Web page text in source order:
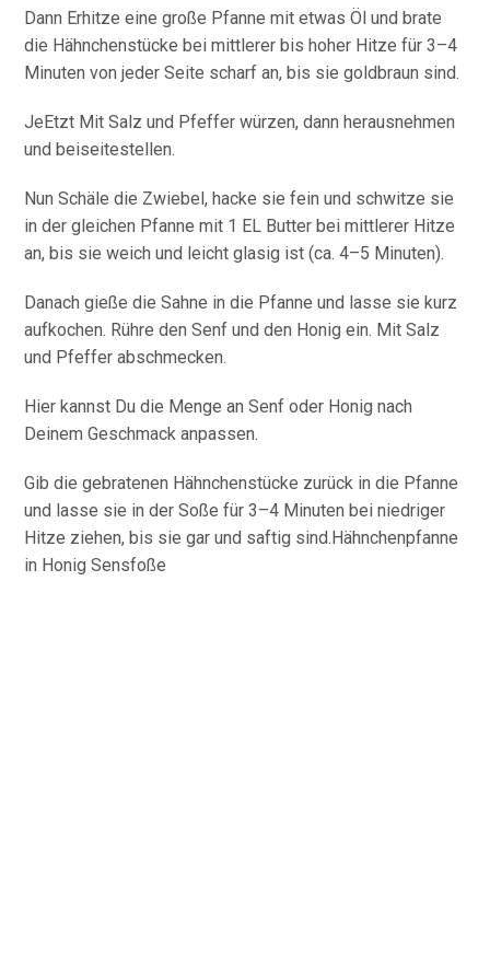
Dann Erhitze eine große Pfanne mit etwas Öl und brate
die Hähnchenstücke bei mittlerer bis hoher Hitze für 3–4
Minuten von jeder Seite scharf an, bis sie goldbraun sind.
JeEtzt Mit Salz und Pfeffer würzen, dann herausnehmen
und beiseitestellen.
Nun Schäle die Zwiebel, hacke sie fein und schwitze sie
in der gleichen Pfanne mit 1 EL Butter bei mittlerer Hitze
an, bis sie weich und leicht glasig ist (ca. 4–5 Minuten).
Danach gieße die Sahne in die Pfanne und lasse sie kurz
aufkochen. Rühre den Senf und den Honig ein. Mit Salz
und Pfeffer abschmecken.
Hier kannst Du die Menge an Senf oder Honig nach
Deinem Geschmack anpassen.
Gib die gebratenen Hähnchenstücke zurück in die Pfanne
und lasse sie in der Soße für 3–4 Minuten bei niedriger
Hitze ziehen, bis sie gar und saftig sind.Hähnchenpfanne
in Honig Sensfoße